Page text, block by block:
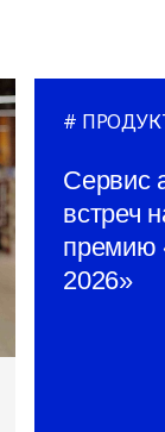
Сервис
встреч
премию
2026»